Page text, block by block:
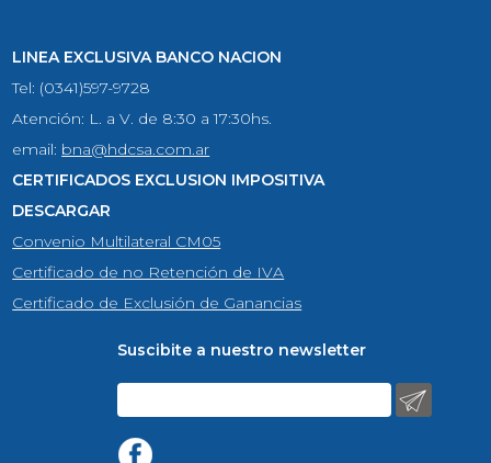
LINEA EXCLUSIVA BANCO NACION
Tel: (0341)597-9728
Atención: L. a V. de 8:30 a 17:30hs.
email: bna@hdcsa.com.ar
CERTIFICADOS EXCLUSION IMPOSITIVA
DESCARGAR
Convenio Multilateral CM05
Certificado de no Retención de IVA
Certificado de Exclusión de Ganancias
Suscibite a nuestro newsletter